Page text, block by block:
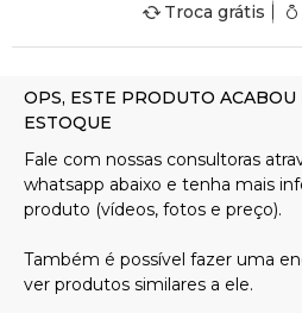
Troca grátis